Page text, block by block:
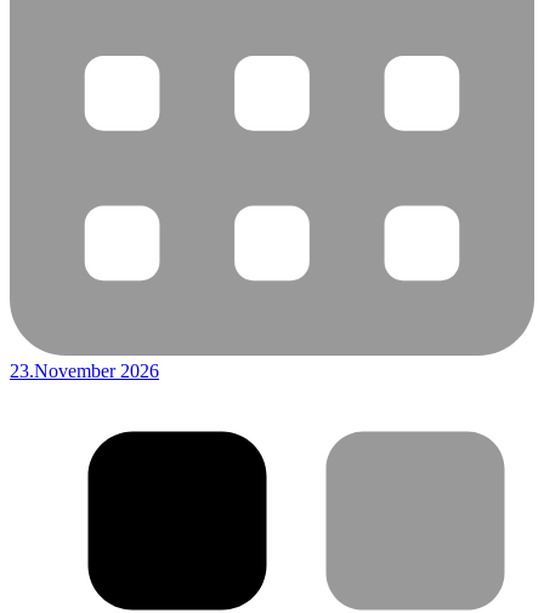
23.November 2026